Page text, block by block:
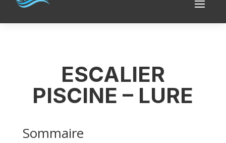
ESCALIER
PISCINE – LURE
Sommaire